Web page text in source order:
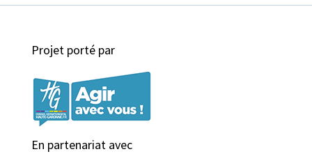
Projet porté par
En partenariat avec